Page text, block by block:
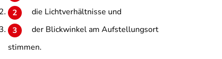
die Lichtverhältnisse und
der Blickwinkel am Aufstellungsort
stimmen.